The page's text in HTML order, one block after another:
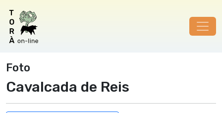
Foto
Cavalcada de Reis